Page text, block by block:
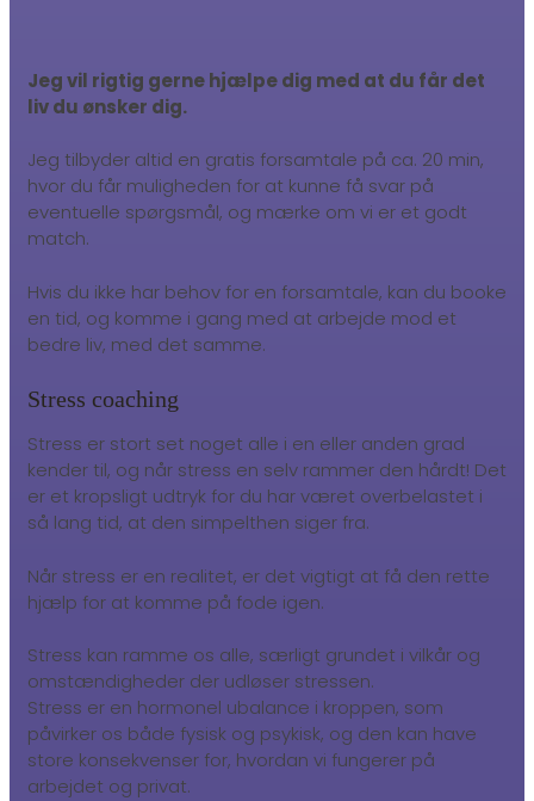
Jeg vil rigtig gerne hjælpe dig med at du får det
liv du ønsker dig.
Jeg tilbyder altid en gratis forsamtale på ca. 20 min,
hvor du får muligheden for at kunne få svar på
eventuelle spørgsmål, og mærke om vi er et godt
match.
Hvis du ikke har behov for en forsamtale, kan du booke
en tid, og komme i gang med at arbejde mod et
bedre liv, med det samme.
Stress coaching
Stress er stort set noget alle i en eller anden grad
kender til, og når stress en selv rammer den hårdt! Det
er et kropsligt udtryk for du har været overbelastet i
så lang tid, at den simpelthen siger fra.
Når stress er en realitet, er det vigtigt at få den rette
hjælp for at komme på fode igen.
Stress kan ramme os alle, særligt grundet i vilkår og
omstændigheder der udløser stressen.
Stress er en hormonel ubalance i kroppen, som
påvirker os både fysisk og psykisk, og den kan have
store konsekvenser for, hvordan vi fungerer på
arbejdet og privat.